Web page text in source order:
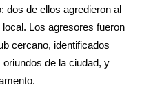
dos de ellos agredieron al
Los agresores fueron
cercano, identificados
de la ciudad, y